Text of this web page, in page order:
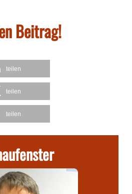
Beitrag!
teilen
teilen
teilen